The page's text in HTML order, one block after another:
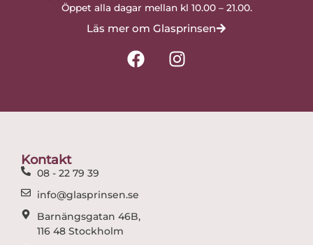
Öppet alla dagar mellan kl 10.00 – 21.00.
Läs mer om Glasprinsen
F
a
I
n
Kontakt
08 - 22 79 39
info@glasprinsen.se
Barnängsgatan 46B,
116 48 Stockholm